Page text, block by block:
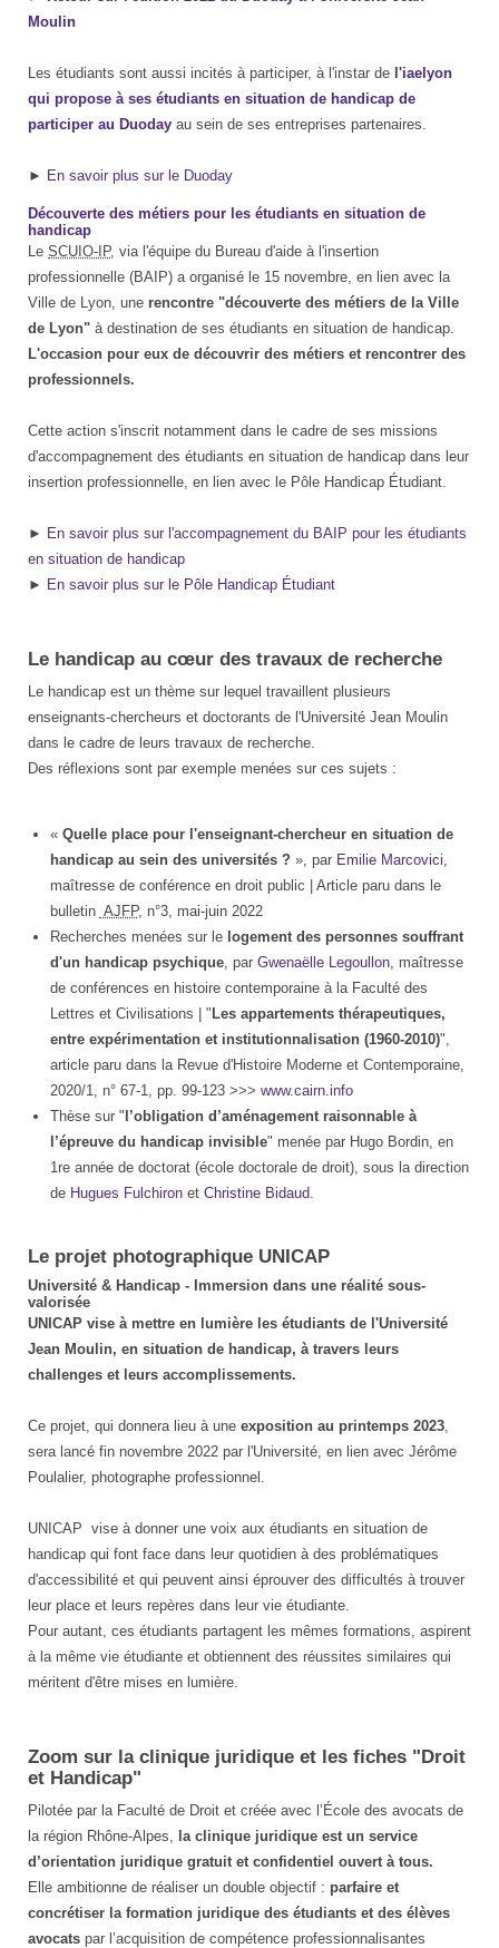
Moulin
Les étudiants sont aussi incités à participer, à l'instar de l'iaelyon
qui propose à ses étudiants en situation de handicap de
participer au Duoday au sein de ses entreprises partenaires.
► En savoir plus sur le Duoday
Découverte des métiers pour les étudiants en situation de
handicap
Le SCUIO-IP, via l'équipe du Bureau d'aide à l'insertion
professionnelle (BAIP) a organisé le 15 novembre, en lien avec la
Ville de Lyon, une rencontre "découverte des métiers de la Ville
de Lyon" à destination de ses étudiants en situation de handicap.
L'occasion pour eux de découvrir des métiers et rencontrer des
professionnels.
Cette action s'inscrit notamment dans le cadre de ses missions
d'accompagnement des étudiants en situation de handicap dans leur
insertion professionnelle, en lien avec le Pôle Handicap Étudiant.
► En savoir plus sur l'accompagnement du BAIP pour les étudiants
en situation de handicap
► En savoir plus sur le Pôle Handicap Étudiant
Le handicap au cœur des travaux de recherche
Le handicap est un thème sur lequel travaillent plusieurs
enseignants-chercheurs et doctorants de l'Université Jean Moulin
dans le cadre de leurs travaux de recherche.
Des réflexions sont par exemple menées sur ces sujets :
« Quelle place pour l'enseignant-chercheur en situation de
handicap au sein des universités ? », par Emilie Marcovici,
maîtresse de conférence en droit public | Article paru dans le
bulletin AJFP, n°3, mai-juin 2022
Recherches menées sur le logement des personnes souffrant
d'un handicap psychique, par Gwenaëlle Legoullon, maîtresse
de conférences en histoire contemporaine à la Faculté des
Lettres et Civilisations | " Les appartements thérapeutiques,
entre expérimentation et institutionnalisation (1960-2010)",
article paru dans la Revue d'Histoire Moderne et Contemporaine,
2020/1, n° 67-1, pp. 99-123 >>> www.cairn.info
Thèse sur " l’obligation d’aménagement raisonnable à
l’épreuve du handicap invisible" menée par Hugo Bordin, en
1re année de doctorat (école doctorale de droit), sous la direction
de Hugues Fulchironet Christine Bidaud.
Le projet photographique UNICAP
Université & Handicap - Immersion dans une réalité sous-
valorisée
UNICAP vise à mettre en lumière les étudiants de l'Université
Jean Moulin, en situation de handicap, à travers leurs
challenges et leurs accomplissements.
Ce projet, qui donnera lieu à une exposition au printemps 2023
sera lancé fin novembre 2022 par l'Université, en lien avec Jérôme
Poulalier, photographe professionnel.
UNICAP vise à donner une voix aux étudiants en situation de
handicap qui font face dans leur quotidien à des problématiques
d'accessibilité et qui peuvent ainsi éprouver des difficultés à trouver
leur place et leurs repères dans leur vie étudiante.
Pour autant, ces étudiants partagent les mêmes formations, aspirent
à la même vie étudiante et obtiennent des réussites similaires qui
méritent d'être mises en lumière.
Zoom sur la clinique juridique et les fiches "Droit
et Handicap"
Pilotée par la Faculté de Droit et créée avec l’École des avocats de
la région Rhône-Alpes,
la clinique juridique est un service
d’orientation juridique gratuit et confidentiel ouvert à tous.
Elle ambitionne de réaliser un double objectif : parfaire et
concrétiser la formation juridique des étudiants et des élèves
avocats par l’acquisition de compétence professionnalisantes